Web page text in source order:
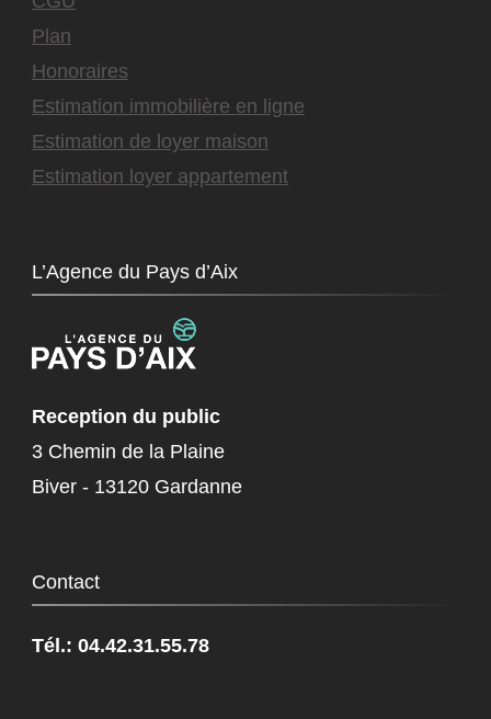
Plan
Honoraires
Estimation immobilière en ligne
Estimation de loyer maison
Estimation loyer appartement
L’Agence du Pays d’Aix
Reception du public
3 Chemin de la Plaine
Biver - 13120 Gardanne
Contact
Tél.: 04.42.31.55.78